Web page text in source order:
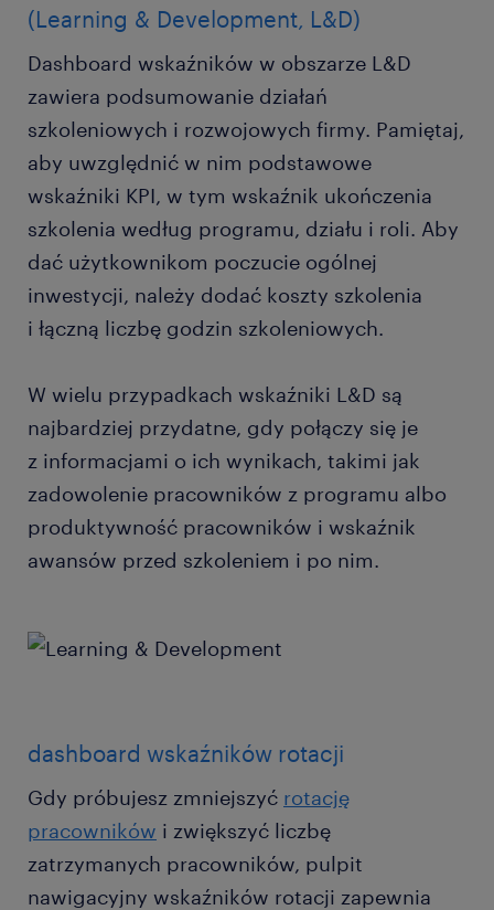
(Learning & Development, L&D)
Dashboard wskaźników w obszarze L&D
zawiera podsumowanie działań
szkoleniowych i rozwojowych firmy. Pamiętaj,
aby uwzględnić w nim podstawowe
wskaźniki KPI, w tym wskaźnik ukończenia
szkolenia według programu, działu i roli. Aby
dać użytkownikom poczucie ogólnej
inwestycji, należy dodać koszty szkolenia
i łączną liczbę godzin szkoleniowych.
W wielu przypadkach wskaźniki L&D są
najbardziej przydatne, gdy połączy się je
z informacjami o ich wynikach, takimi jak
zadowolenie pracowników z programu albo
produktywność pracowników i wskaźnik
awansów przed szkoleniem i po nim.
dashboard wskaźników rotacji
Gdy próbujesz zmniejszyć rotację
pracowników i zwiększyć liczbę
zatrzymanych pracowników, pulpit
nawigacyjny wskaźników rotacji zapewnia